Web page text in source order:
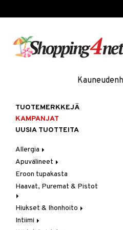
TUOTEMERKKEJÄ
KAMPANJAT
UUSIA TUOTTEITA
Allergia
Nenäsuihkeet
Silmätipat
Apuvälineet
Hygienia
Kävely & Seisominen
Saa kiinni & Ylety
Eroon tupakasta
Haavat, Puremat & Pistot
Ensiapu
Haavat
Hiukset & Ihonhoito
Erityistuotteet
Intiimi